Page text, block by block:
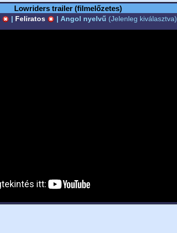
Lowriders trailer (filmelőzetes)
| Feliratos | Angol nyelvű (Jelenleg kiválasztva)